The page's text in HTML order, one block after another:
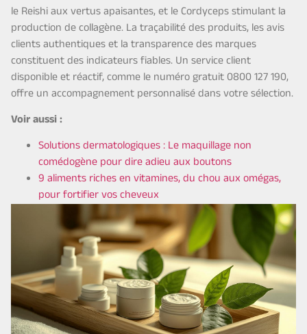
le Reishi aux vertus apaisantes, et le Cordyceps stimulant la
production de collagène. La traçabilité des produits, les avis
clients authentiques et la transparence des marques
constituent des indicateurs fiables. Un service client
disponible et réactif, comme le numéro gratuit 0800 127 190,
offre un accompagnement personnalisé dans votre sélection.
Voir aussi :
Solutions dermatologiques : Le maquillage non
comédogène pour dire adieu aux boutons
9 aliments riches en vitamines, du chou aux omégas,
pour fortifier vos cheveux